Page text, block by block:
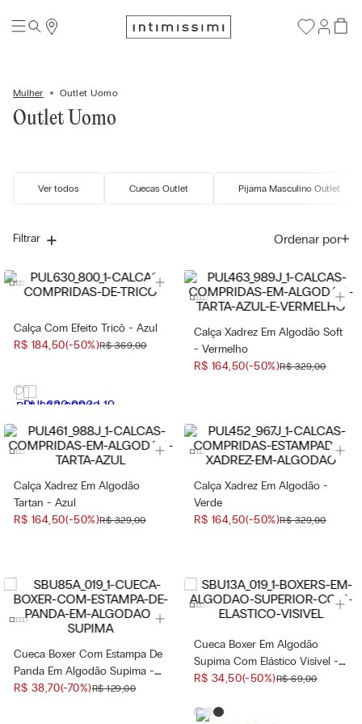
Mulher Outlet Uomo
Outlet Uomo
Ver todos Cuecas Outlet Pijama Masculino Outlet
Filtrar Ordenar por
Calça Com Efeito Tricô - Azul
R$ 184,50(-50%)R$ 369,00
Calça Xadrez Em Algodão Soft
- Vermelho
R$ 164,50(-50%)R$ 329,00
Calça Xadrez Em Algodão
Tartan - Azul
R$ 164,50(-50%)R$ 329,00
Calça Xadrez Em Algodão -
Verde
R$ 164,50(-50%)R$ 329,00
Cueca Boxer Com Estampa De
Panda Em Algodão Supima -
Preto
R$ 38,70(-70%)R$ 129,00
Cueca Boxer Em Algodão
Supima Com Elástico Visível -
Preto
R$ 34,50(-50%)R$ 69,00